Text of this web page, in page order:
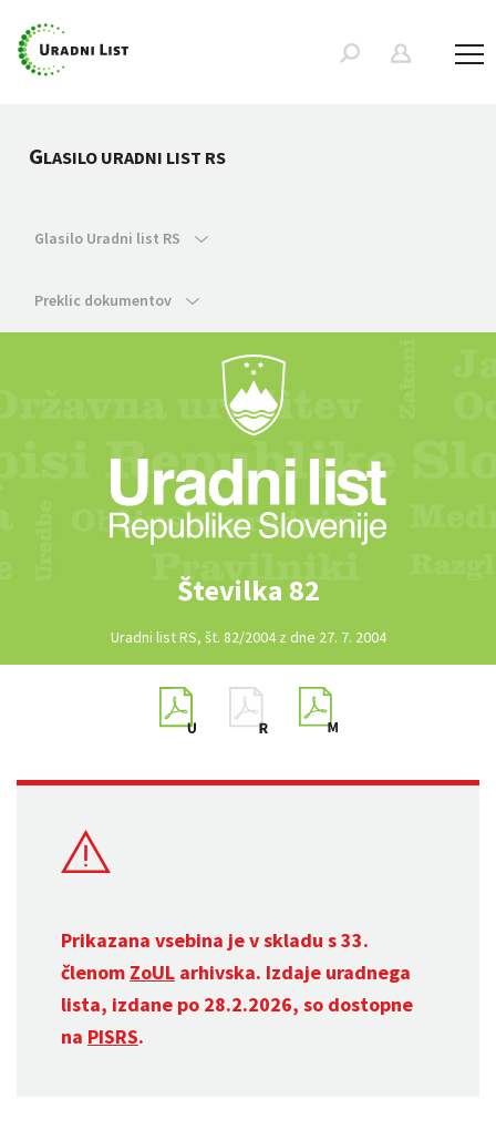
GLASILO URADNI LIST RS
Glasilo Uradni list RS
Preklic dokumentov
Številka 82
Uradni list RS, št. 82/2004 z dne 27. 7. 2004
Prikazana vsebina je v skladu s 33.
členom ZoUL arhivska. Izdaje uradnega
lista, izdane po 28.2.2026, so dostopne
na PISRS.